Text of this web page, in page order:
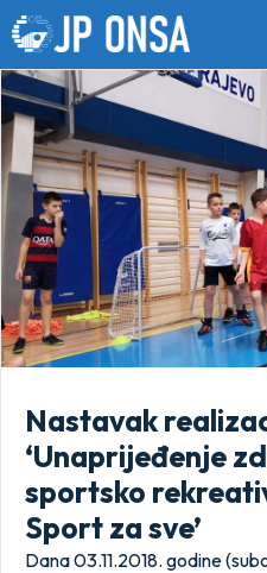
Nastavak
‘Unaprijeđenje
sportsko
Sport za sve’
Dana 03.11.2018. godine